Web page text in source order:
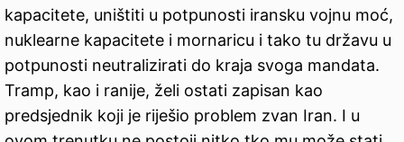
kapacitete, uništiti u potpunosti iransku vojnu moć,
nuklearne kapacitete i mornaricu i tako tu državu u
potpunosti neutralizirati do kraja svoga mandata.
Tramp, kao i ranije, želi ostati zapisan kao
predsjednik koji je riješio problem zvan Iran. I u